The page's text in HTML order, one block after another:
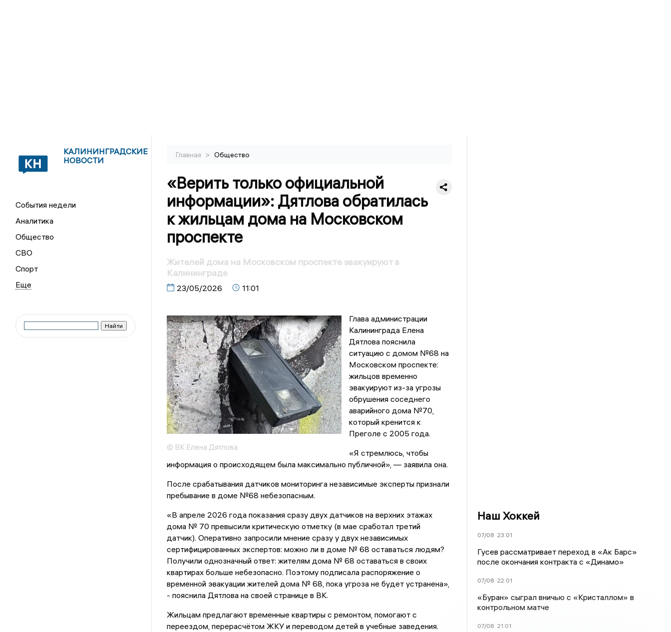
КАЛИНИНГРАДСКИЕ
НОВОСТИ
События недели
Аналитика
Общество
СВО
Спорт
Главная > Общество
«Верить только официальной
информации»: Дятлова обратилась
к жильцам дома на Московском
проспекте
Жителей дома на Московском проспекте эвакуируют в
Калининграде
23/05/2026 11:01
© ВК Елена Дятлова
Глава администрации
Калининграда Елена
Дятлова пояснила
ситуацию с домом №68 на
Московском проспекте:
жильцов временно
эвакуируют из-за угрозы
обрушения соседнего
аварийного дома №70,
который кренится к
Преголе с 2005 года.
«Я стремлюсь, чтобы
информация о происходящем была максимально публичной», — заявила она.
После срабатывания датчиков мониторинга независимые эксперты признали
пребывание в доме №68 небезопасным.
«В апреле 2026 года показания сразу двух датчиков на верхних этажах
дома № 70 превысили критическую отметку (в мае сработал третий
датчик). Оперативно запросили мнение сразу у двух независимых
сертифицированных экспертов: можно ли в доме № 68 оставаться людям?
Получили однозначный ответ: жителям дома № 68 оставаться в своих
квартирах больше небезопасно. Поэтому подписала распоряжение о
временной эвакуации жителей дома № 68, пока угроза не будет устранена»,
- пояснила Дятлова на своей странице в ВК.
Жильцам предлагают временные квартиры с ремонтом, помогают с
переездом, перерасчётом ЖКУ и переводом детей в учебные заведения.
Наш Хоккей
07/08 23:01
Гусев рассматривает переход в «Ак Барс»
после окончания контракта с «Динамо»
07/08 22:01
«Буран» сыграл вничью с «Кристаллом» в
контрольном матче
07/08 21:01